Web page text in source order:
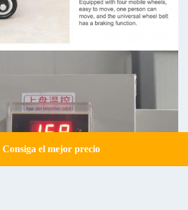
Consiga el mejor precioGet a Quote